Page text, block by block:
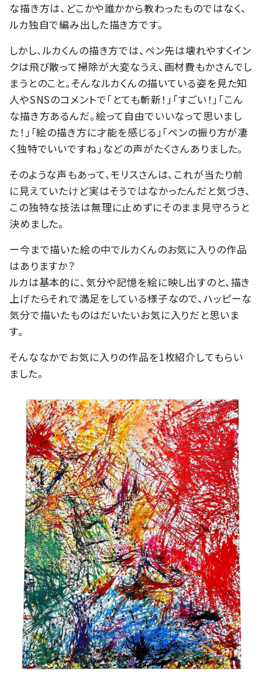
な描き方は、どこかや誰かから教わったものではなく、
ルカ独自で編み出した描き方です。
しかし、ルカくんの描き方では、ペン先は壊れやすくイン
クは飛び散って掃除が大変なうえ、画材費もかさんでし
まうとのこと。そんなルカくんの描いている姿を見た知
人やSNSのコメントで「とても斬新！」「すごい！」「こん
な描き方あるんだ。絵って自由でいいなって思いまし
た！」「絵の描き方に才能を感じる」「ペンの振り方が凄
く独特でいいですね」などの声がたくさんありました。
そのような声もあって、モリスさんは、これが当たり前
に見えていたけど実はそうではなかったんだと気づき、
この独特な技法は無理に止めずにそのまま見守ろうと
決めました。
ー今まで描いた絵の中でルカくんのお気に入りの作品
はありますか？
ルカは基本的に、気分や記憶を絵に映し出すのと、描き
上げたらそれで満足をしている様子なので、ハッピーな
気分で描いたものはだいたいお気に入りだと思いま
す。
そんななかでお気に入りの作品を1枚紹介してもらい
ました。